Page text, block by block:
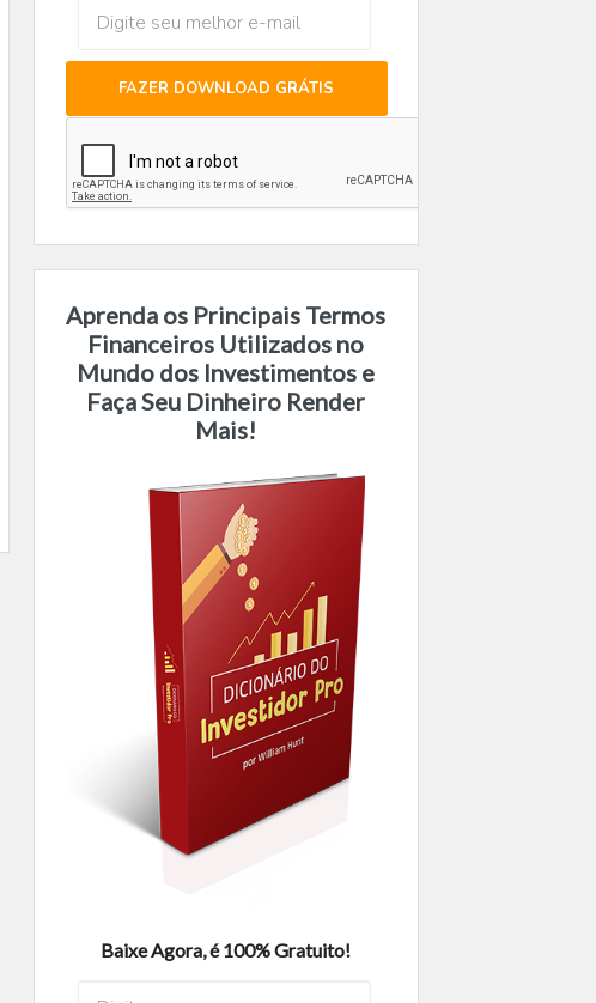
FAZER DOWNLOAD GRÁTIS
Aprenda os Principais Termos
Financeiros Utilizados no
Mundo dos Investimentos e
Faça Seu Dinheiro Render
Mais!
Baixe Agora, é 100% Gratuito!